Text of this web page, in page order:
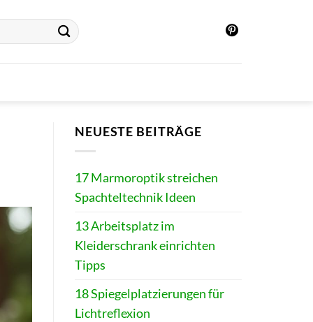
NEUESTE BEITRÄGE
17 Marmoroptik streichen
Spachteltechnik Ideen
13 Arbeitsplatz im
Kleiderschrank einrichten
Tipps
18 Spiegelplatzierungen für
Lichtreflexion